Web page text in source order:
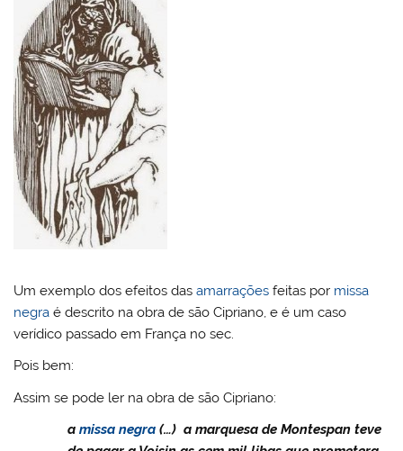
Um exemplo dos efeitos dasamarrações feitas por missa
negra é descrito na obra de são Cipriano, e é um caso
verídico passado em França no sec.
Pois bem:
Assim se pode ler na obra de são Cipriano:
amissa negra (…) a marquesa de Montespan teve